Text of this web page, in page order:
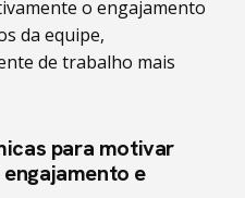
o engajamento
da equipe,
de trabalho mais
para motivar
e